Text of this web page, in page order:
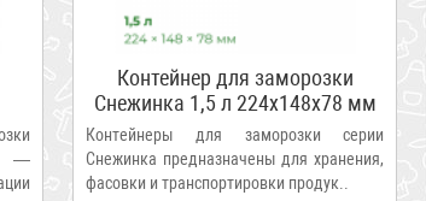
—
Контейнер для заморозки
Снежинка 1,5 л 224x148x78 мм
упаковка 50 шт Полимербыт
ПБ-683
Контейнеры для заморозки серии
Снежинка предназначены для хранения,
фасовки и транспортировки продук..